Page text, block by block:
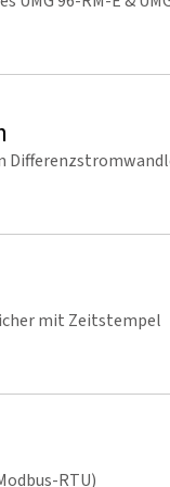
mit Zeitstempel
RTU)